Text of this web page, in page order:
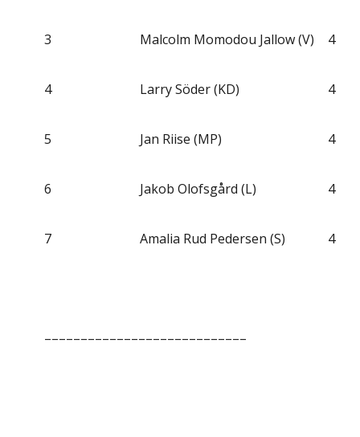
3 Malcolm Momodou Jallow (V) 4
4 Larry Söder (KD) 4
5 Jan Riise (MP) 4
6 Jakob Olofsgård (L) 4
7 Amalia Rud Pedersen (S) 4
––––––––––––––––––––––––––––